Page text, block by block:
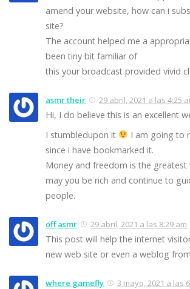
amend your website, how can i
site?
The account helped me a
been tiny bit familiar of
this your broadcast provided vivid
asmr their 29 abril, 2021 a las 4:25
Hi, I do believe this is an excellent
I stumbledupon it
I am going to
since i have bookmarked it.
Money and freedom is the greatest
may you be rich and continue to
people.
off asmr 29 abril, 2021 a las 8:29 am
This post will help the internet
new web site or even a weblog
where gamefly 3 mayo, 2021 a las